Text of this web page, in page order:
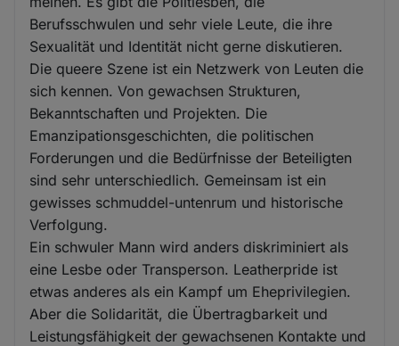
Berufsschwulen und sehr viele Leute, die ihre
Sexualität und Identität nicht gerne diskutieren.
Die queere Szene ist ein Netzwerk von Leuten die
sich kennen. Von gewachsen Strukturen,
Bekanntschaften und Projekten. Die
Emanzipationsgeschichten, die politischen
Forderungen und die Bedürfnisse der Beteiligten
sind sehr unterschiedlich. Gemeinsam ist ein
gewisses schmuddel-untenrum und historische
Verfolgung.
Ein schwuler Mann wird anders diskriminiert als
eine Lesbe oder Transperson. Leatherpride ist
etwas anderes als ein Kampf um Eheprivilegien.
Aber die Solidarität, die Übertragbarkeit und
Leistungsfähigkeit der gewachsenen Kontakte und